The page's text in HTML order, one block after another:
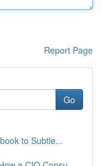
Report Page
Go
to Subtle...